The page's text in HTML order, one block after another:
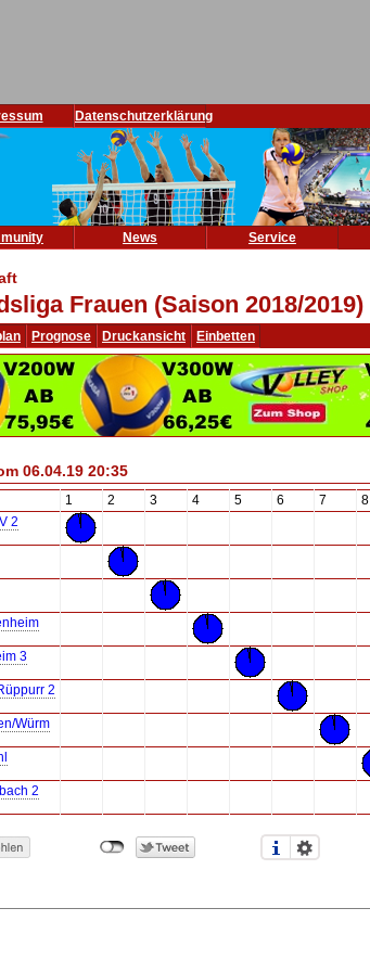
Datenschutzerklärung
News
Service
Frauen (Saison 2018/2019)
Prognose Druckansicht Einbetten
06.04.19 20:35
1 2 3 4 5 6 7 8
2
3
2
Würm
2